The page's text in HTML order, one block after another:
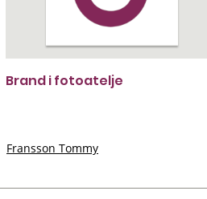
Brand i fotoatelje
Fransson Tommy